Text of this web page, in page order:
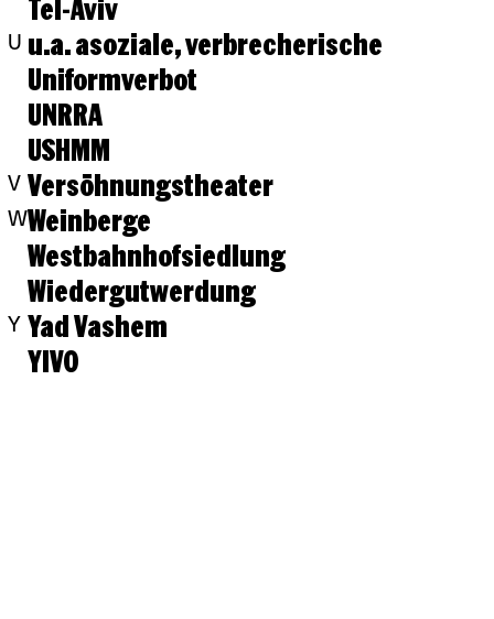
U u.a. asoziale, verbrecherische
Uniformverbot
UNRRA
USHMM
V Versöhnungstheater
WWeinberge
Westbahnhofsiedlung
Wiedergutwerdung
Y Yad Vashem
YIVO